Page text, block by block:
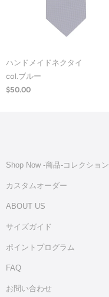
ハンドメイドネクタイ
col.ブルー
$50.00
Shop Now -商品‐コレクション
カスタムオーダー
ABOUT US
サイズガイド
ポイントプログラム
FAQ
お問い合わせ